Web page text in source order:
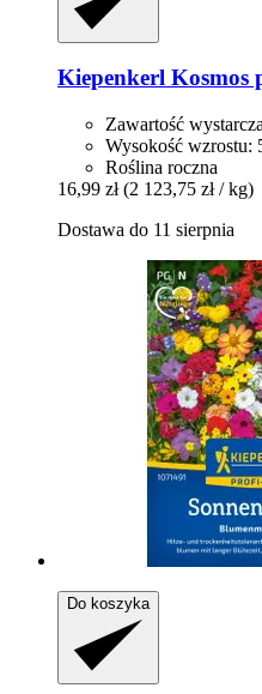
Kiepenkerl Kosmos
Zawartość
Wysokość wzrostu:
Roślina roczna
16,99 zł (2 123,75 zł / kg)
Dostawa do 11 sierpnia
Do koszyka